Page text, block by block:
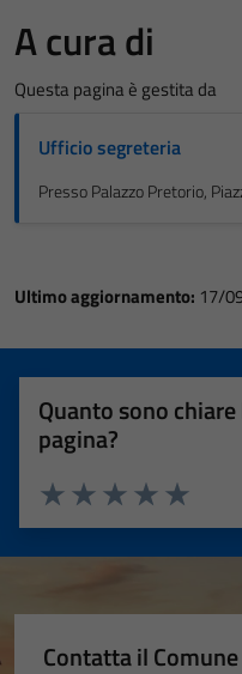
A cura di
Questa pagina è gestita da
Ufficio segreteria
Presso Palazzo Pretorio,
Ultimo aggiornamento: 17/
Quanto sono
pagina?
Valuta 5
Valuta 4
Valuta 3 stelle
Valuta 2 stelle su 5
Valuta 1 stelle su 5
Contatta il Comune